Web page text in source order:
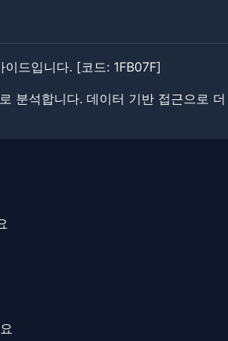
드입니다. ​​[코드: 1FB07F]
분석합니다. ​데이터 기반 접근으로